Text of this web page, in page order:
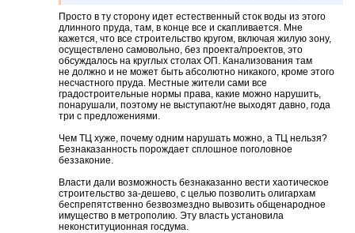
Просто в ту сторону идет естественный сток воды из этого
длинного пруда, там, в конце все и скапливается. Мне
кажется, что все строительство кругом, включая жилую зону,
осуществлено самовольно, без проекта/проектов, это
обсуждалось на круглых столах ОП. Канализования там
не должно и не может быть абсолютно никакого, кроме этого
несчастного пруда. Местные жители сами все
градостроительные нормы права, какие можно нарушить,
понарушали, поэтому не выступают/не выходят давно, года
три с предложениями.
Чем ТЦ хуже, почему одним нарушать можно, а ТЦ нельзя?
Безнаказанность порождает сплошное поголовное
беззаконие.
Власти дали возможность безнаказанно вести хаотическое
строительство за-дешево, с целью позволить олигархам
беспрепятственно безвозмездно вывозить общенародное
имущество в метрополию. Эту власть установила
неконституционная госдума.